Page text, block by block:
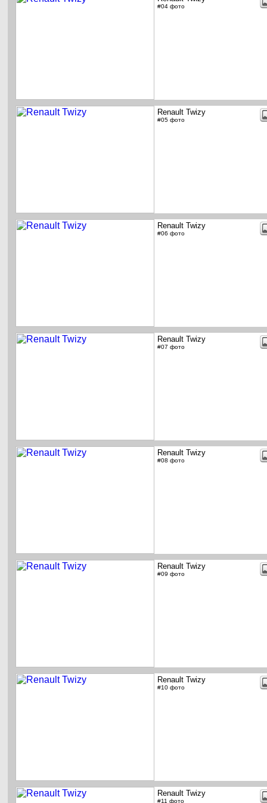
#04 фото
Renault Twizy
#05 фото
Renault Twizy
#06 фото
Renault Twizy
#07 фото
Renault Twizy
#08 фото
Renault Twizy
#09 фото
Renault Twizy
#10 фото
Renault Twizy
#11 фото